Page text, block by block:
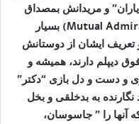
و مریدانش بمصداق
Mutual) بسیار
تعریف ایشان از دوستانش
دیپلم دارند، همیشه و
و دست و دل بازی “دکتر”
به بدخلقی و بخل
آنها را ” جاسوسان،